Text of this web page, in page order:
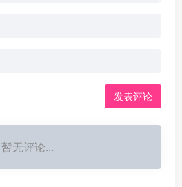
发表评论
暂无评论...